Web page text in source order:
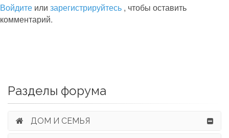
Войдите или зарегистрируйтесь , чтобы оставить
комментарий.
Разделы форума
ДОМ И СЕМЬЯ